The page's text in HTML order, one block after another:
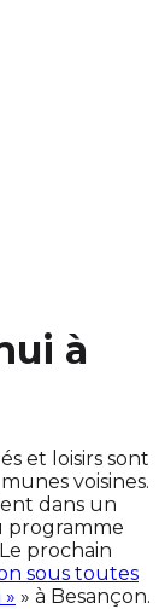
à
et loisirs sont
voisines.
dans un
programme
prochain
sous toutes
» à Besançon.